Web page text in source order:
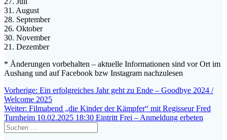
31. August
28. September
26. Oktober
30. November
21. Dezember
* Änderungen vorbehalten – aktuelle Informationen sind vor Ort im
Aushang und auf Facebook bzw Instagram nachzulesen
Beitragsnavigation
Vorherige: Vorheriger
Beitrag:
Ein erfolgreiches Jahr geht zu Ende – Goodbye 2024 /
Welcome 2025
Weiter: Nächster
Beitrag:
Filmabend „die Kinder der Kämpfer“ mit Regisseur Fred
Turnheim 10.02.2025 18:30 Eintritt Frei – Anmeldung erbeten
Suche
nach: